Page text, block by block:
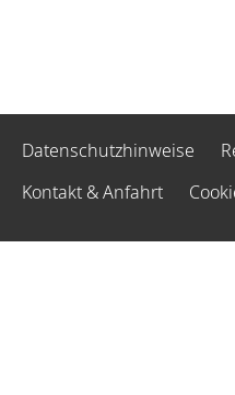
Datenschutzhinweise
Kontakt & Anfahrt